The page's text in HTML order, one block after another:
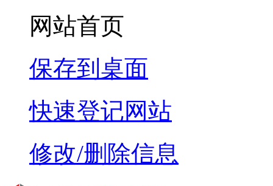
网站首页
保存到桌面
快速登记网站
修改/删除信息